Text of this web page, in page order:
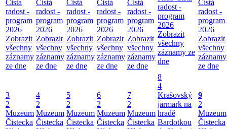
Čistá
radost -
program
2026
Zobrazit
všechny
záznamy
ze dne
Čistá
radost -
program
2026
Zobrazit
všechny
záznamy
ze dne
Čistá
radost -
program
2026
Zobrazit
všechny
záznamy
ze dne
Čistá
radost -
program
2026
Zobrazit
všechny
záznamy
ze dne
Čistá
radost -
program
2026
Zobrazit
všechny
záznamy
ze dne
radost -
program
2026
Zobrazit
všechny
záznamy ze
dne
Čistá
radost -
program
2026
Zobrazit
všechny
záznamy
ze dne
3
2
Muzeum
Čistecka
4
2
Muzeum
Čistecka
5
2
Muzeum
Čistecka
6
2
Muzeum
Čistecka
7
2
Muzeum
Čistecka
8
4
Krašovský
jarmark na
hradě
Bardotkou
9
2
Muzeum
Čistecka